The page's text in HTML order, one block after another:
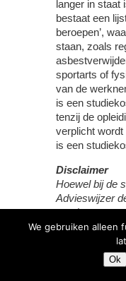
langer in staat
bestaat een
beroepen’,
staan, zoals
sportarts of
van de
is een
tenzij de
verplicht wordt
is een
Disclaimer
Hoewel bij de
Advieswijzer
wordt geen
het brede en
Advieswijzer,
informatie te
We gebruiken alleen
Ok